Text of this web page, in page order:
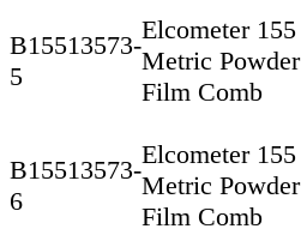
B15513573-
5
Elcometer 155
Metric Powder
Film Comb
B15513573-
6
Elcometer 155
Metric Powder
Film Comb